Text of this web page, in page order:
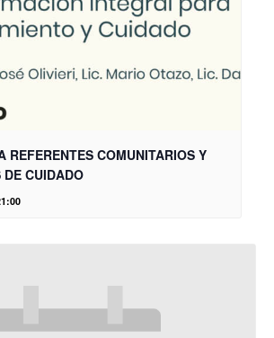
REFERENTES COMUNITARIOS Y
CUIDADO